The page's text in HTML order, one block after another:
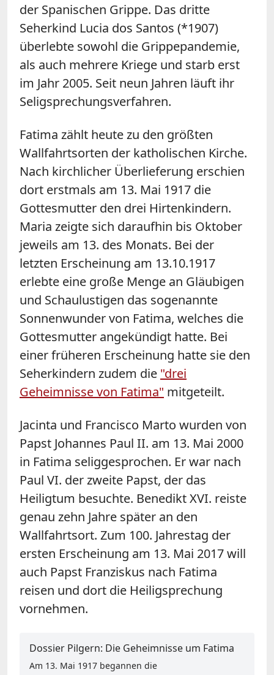
der Spanischen Grippe. Das dritte
Seherkind Lucia dos Santos (*1907)
überlebte sowohl die Grippepandemie,
als auch mehrere Kriege und starb erst
im Jahr 2005. Seit neun Jahren läuft ihr
Seligsprechungsverfahren.
Fatima zählt heute zu den größten
Wallfahrtsorten der katholischen Kirche.
Nach kirchlicher Überlieferung erschien
dort erstmals am 13. Mai 1917 die
Gottesmutter den drei Hirtenkindern.
Maria zeigte sich daraufhin bis Oktober
jeweils am 13. des Monats. Bei der
letzten Erscheinung am 13.10.1917
erlebte eine große Menge an Gläubigen
und Schaulustigen das sogenannte
Sonnenwunder von Fatima, welches die
Gottesmutter angekündigt hatte. Bei
einer früheren Erscheinung hatte sie den
Seherkindern zudem die "drei
Geheimnisse von Fatima" mitgeteilt.
Jacinta und Francisco Marto wurden von
Papst Johannes Paul II. am 13. Mai 2000
in Fatima seliggesprochen. Er war nach
Paul VI. der zweite Papst, der das
Heiligtum besuchte. Benedikt XVI. reiste
genau zehn Jahre später an den
Wallfahrtsort. Zum 100. Jahrestag der
ersten Erscheinung am 13. Mai 2017 will
auch Papst Franziskus nach Fatima
reisen und dort die Heiligsprechung
vornehmen.
Dossier Pilgern: Die Geheimnisse um Fatima
Am 13. Mai 1917 begannen die